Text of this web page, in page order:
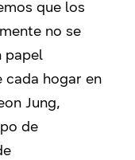
que los
no se
papel
cada hogar en
Jung,
de